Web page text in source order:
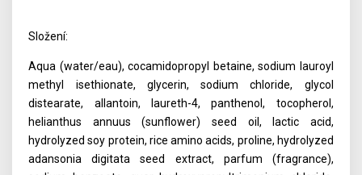
Složení:
Aqua (water/eau), cocamidopropyl betaine, sodium lauroyl
methyl isethionate, glycerin, sodium chloride, glycol
distearate, allantoin, laureth-4, panthenol, tocopherol,
helianthus annuus (sunflower) seed oil, lactic acid,
hydrolyzed soy protein, rice amino acids, proline, hydrolyzed
adansonia digitata seed extract, parfum (fragrance),